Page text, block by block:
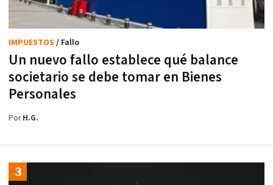
Un nuevo fallo establece qué balance
societario se debe tomar en Bienes
Personales
IMPUESTOS / Fallo
PorH.G.